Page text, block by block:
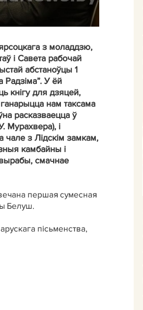
з моладдзю,
і Савета рабочай
абстаноўцы 1
Радзіма”. У ёй
кнігу для дзяцей,
нам таксама
расказваецца ў
Мурахвера), і
чале з Лідскім замкам,
камбайны і
смачнае
першая сумесная
Белуш.
пісьменства,